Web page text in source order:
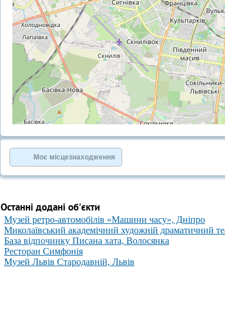
OpenStreetMap
»
Моє місцезнаходження
Останні додані об'єкти
Музей ретро-автомобілів «Машини часу», Дніпро
Миколаївський академічний художній драматичний
База відпочинку Писана хата, Волосянка
Ресторан Симфонія
Музей Львів Стародавній, Львів